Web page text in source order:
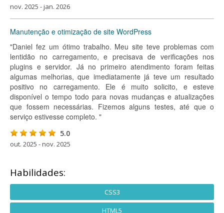
nov. 2025 - jan. 2026
Manutenção e otimização de site WordPress
"Daniel fez um ótimo trabalho. Meu site teve problemas com
lentidão no carregamento, e precisava de verificações nos
plugins e servidor. Já no primeiro atendimento foram feitas
algumas melhorias, que imediatamente já teve um resultado
positivo no carregamento. Ele é muito solicito, e esteve
disponível o tempo todo para novas mudanças e atualizações
que fossem necessárias. Fizemos alguns testes, até que o
serviço estivesse completo. "
5.0
out. 2025 - nov. 2025
Habilidades:
CSS3
HTML5